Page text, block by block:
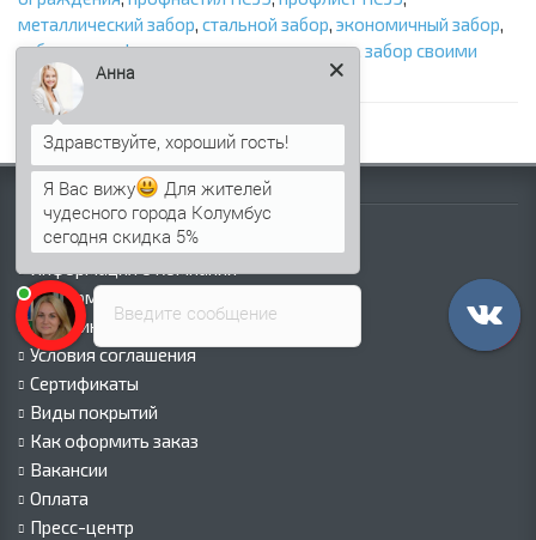
металлический забор, стальной забор, экономичный забор,
забор из профлиста,ограждение участка, забор своими
руками, НС35 для забора
Информация
Палитра RAL
Информация о доставке
Политика безопасности
Условия соглашения
Сертификаты
Виды покрытий
Как оформить заказ
Вакансии
Оплата
Пресс-центр
Введите сообщение
Анна
Я Вас вижу
Для жителей
чудесного города Колумбус
сегодня скидка 5%